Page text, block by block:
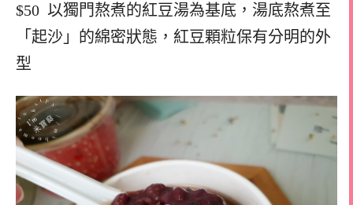
$50 以獨門熬煮的紅豆湯為基底，湯底熬煮至
「起沙」的綿密狀態，紅豆顆粒保有分明的外
型